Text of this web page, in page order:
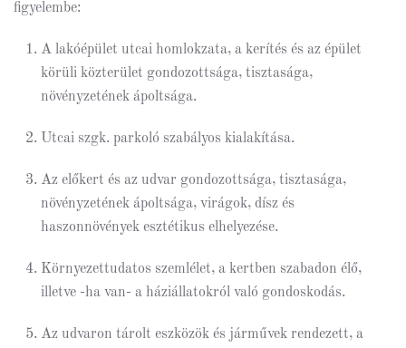
figyelembe:
A lakóépület utcai homlokzata, a kerítés és az épület
körüli közterület gondozottsága, tisztasága,
növényzetének ápoltsága.
Utcai szgk. parkoló szabályos kialakítása.
Az előkert és az udvar gondozottsága, tisztasága,
növényzetének ápoltsága, virágok, dísz és
haszonnövények esztétikus elhelyezése.
Környezettudatos szemlélet, a kertben szabadon élő,
illetve -ha van- a háziállatokról való gondoskodás.
Az udvaron tárolt eszközök és járművek rendezett, a